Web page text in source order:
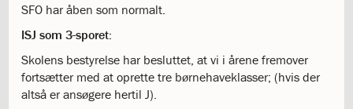
Grow
1.13:
Move
1.14:
Ucycle
We
cycle
SFO har åben som normalt.
ISJ som 3-sporet:
Skolens bestyrelse har besluttet, at vi i årene fremover
fortsætter med at oprette tre børnehaveklasser; (hvis der
altså er ansøgere hertil J).